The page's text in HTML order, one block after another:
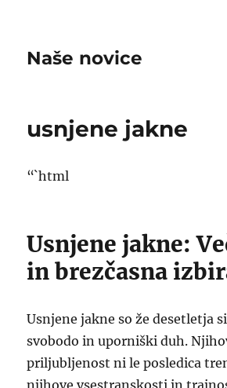
Naše novice
usnjene jakne
“`html
Usnjene jakne:
in brezčasna
Usnjene jakne so že desetletja
svobodo in uporniški duh.
priljubljenost ni le posledica
njihove vsestranskosti in